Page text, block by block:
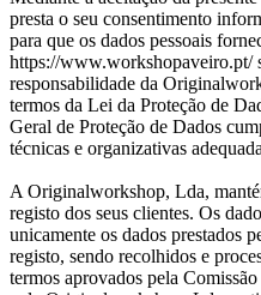
presta o seu consentimento
para que os dados pessoais
https://www.workshopaveiro.pt/
responsabilidade da
termos da Lei da Proteção de
Geral de Proteção de Dados
técnicas e organizativas
A Originalworkshop, Lda,
registo dos seus clientes. Os
unicamente os dados prestados
registo, sendo recolhidos e
termos aprovados pela